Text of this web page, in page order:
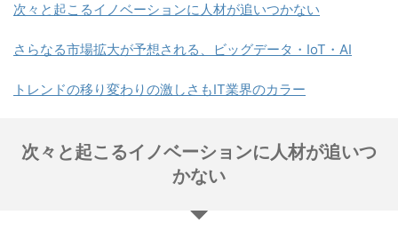
次々と起こるイノベーションに人材が追いつかない
さらなる市場拡大が予想される、ビッグデータ・IoT・AI
トレンドの移り変わりの激しさもIT業界のカラー
次々と起こるイノベーションに人材が追いつ
かない